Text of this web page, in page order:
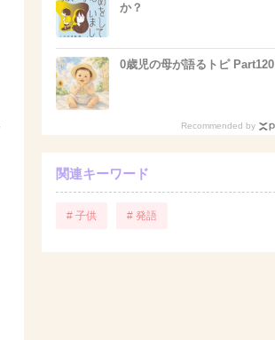
か？
0歳児の母が語るトピ Part120
Recommended by
関連キーワード
# 子供 # 発語